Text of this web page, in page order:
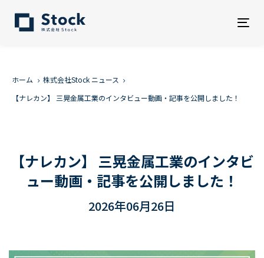
ホーム
株式会社Stock ニュース
【ナレカン】 三晃金属工業のインタビュー動画・記事を公開しました！
【ナレカン】 三晃金属工業のインタビ
ュー動画・記事を公開しました！
2026年06月26日